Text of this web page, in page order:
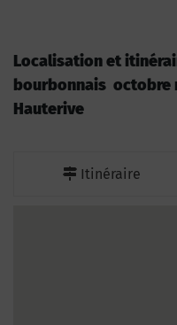
Localisation et
bourbonnais octobre
Hauterive
Itinéraire